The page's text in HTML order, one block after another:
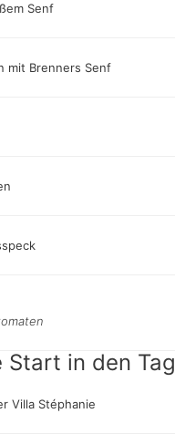
Senf
mit Brenners Senf
Start in den Tag
Villa Stéphanie